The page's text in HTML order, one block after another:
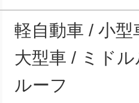
軽自動車 / 小型
大型車 / ミド
ルーフ